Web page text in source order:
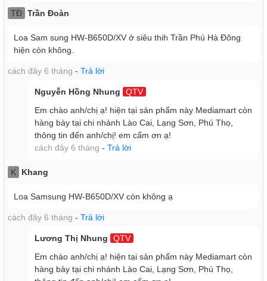
Loa trung tâm được tích hợp
loa trung tâm chuyên biệt của loa thanh. Thỏa sức đắm
chìm trong từng trải nghiệm giải trí với âm thanh được cân
TĐ Trần Đoàn
Loa Sam sung HW-B650D/XV ở siêu thih Trần Phú Hà Đông
hiện còn không.
cách đây 6 tháng - Trả lời
Nguyễn Hồng Nhung
QTV
Em chào anh/chị ạ! hiện tại sản phẩm này Mediamart còn
hàng bày tại chi nhánh Lào Cai, Lạng Sơn, Phú Thọ,
thông tin đến anh/chị! em cẩm ơn ạ!
cách đây 6 tháng - Trả lời
K Khang
Loa Samsung HW-B650D/XV còn không ạ
cách đây 6 tháng - Trả lời
Lương Thị Nhung
QTV
Em chào anh/chị ạ! hiện tại sản phẩm này Mediamart còn
hàng bày tại chi nhánh Lào Cai, Lạng Sơn, Phú Thọ,